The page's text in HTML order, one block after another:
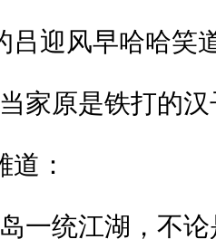
迎风早哈哈笑
家原是铁打的汉
：
一统江湖，不